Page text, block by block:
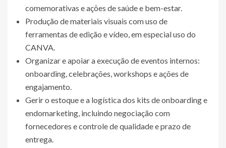
comemorativas e ações de saúde e bem-estar.
Produção de materiais visuais com uso de
ferramentas de edição e vídeo, em especial uso do
CANVA.
Organizar e apoiar a execução de eventos internos:
onboarding, celebrações, workshops e ações de
engajamento.
Gerir o estoque e a logística dos kits de onboarding e
endomarketing, incluindo negociação com
fornecedores e controle de qualidade e prazo de
entrega.